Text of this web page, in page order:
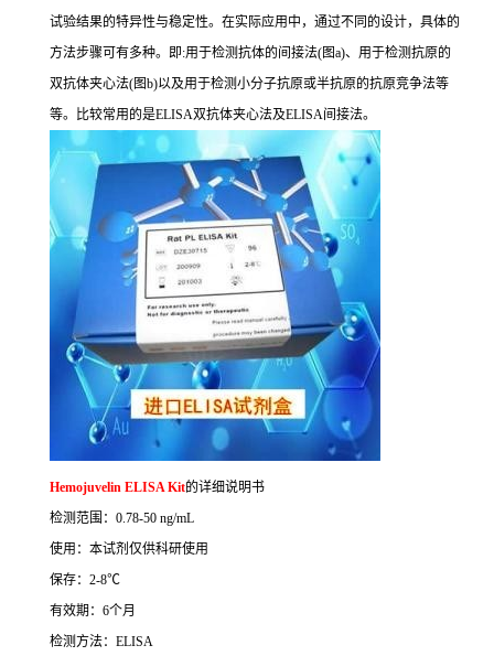
试验结果的特异性与稳定性。在实际应用中，通过不同的设计，具体的
方法步骤可有多种。即:用于检测抗体的间接法(图a)、用于检测抗原的
双抗体夹心法(图b)以及用于检测小分子抗原或半抗原的抗原竞争法等
等。比较常用的是ELISA双抗体夹心法及ELISA间接法。
Hemojuvelin ELISA Kit的详细说明书
检测范围： 0.78-50 ng/mL
使用：本试剂仅供科研使用
保存： 2-8℃
有效期： 6个月
检测方法： ELISA